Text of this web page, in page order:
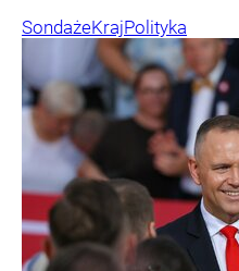
SondażeKrajPolityka